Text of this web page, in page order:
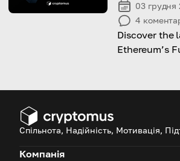
03 грудня
4
Discover the
Ethereum’s
Спільнота, Надійність, Мотивація,
Компанія